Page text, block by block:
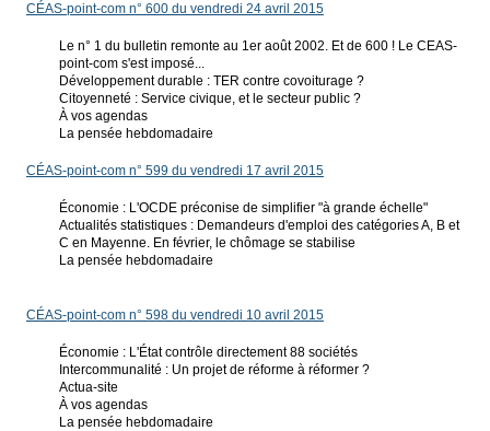
CÉAS-point-com n° 600 du vendredi 24 avril 2015
Le n° 1 du bulletin remonte au 1er août 2002. Et de 600 ! Le CEAS-
point-com s'est imposé...
Développement durable : TER contre covoiturage ?
Citoyenneté : Service civique, et le secteur public ?
À vos agendas
La pensée hebdomadaire
CÉAS-point-com n° 599 du vendredi 17 avril 2015
Économie : L'OCDE préconise de simplifier "à grande échelle"
Actualités statistiques : Demandeurs d'emploi des catégories A, B et
C en Mayenne. En février, le chômage se stabilise
La pensée hebdomadaire
CÉAS-point-com n° 598 du vendredi 10 avril 2015
Économie : L'État contrôle directement 88 sociétés
Intercommunalité : Un projet de réforme à réformer ?
Actua-site
À vos agendas
La pensée hebdomadaire